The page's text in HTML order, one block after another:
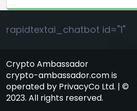
rapidtextai_chatbot id="1"
Crypto Ambassador
crypto-ambassador.com is
operated by PrivacyCo Ltd. | ©
2023. All rights reserved.
GeekyBot